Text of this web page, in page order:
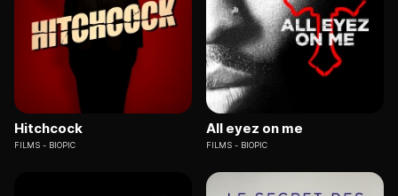
Hitchcock
FILMS BIOPIC
All eyez on me
FILMS BIOPIC